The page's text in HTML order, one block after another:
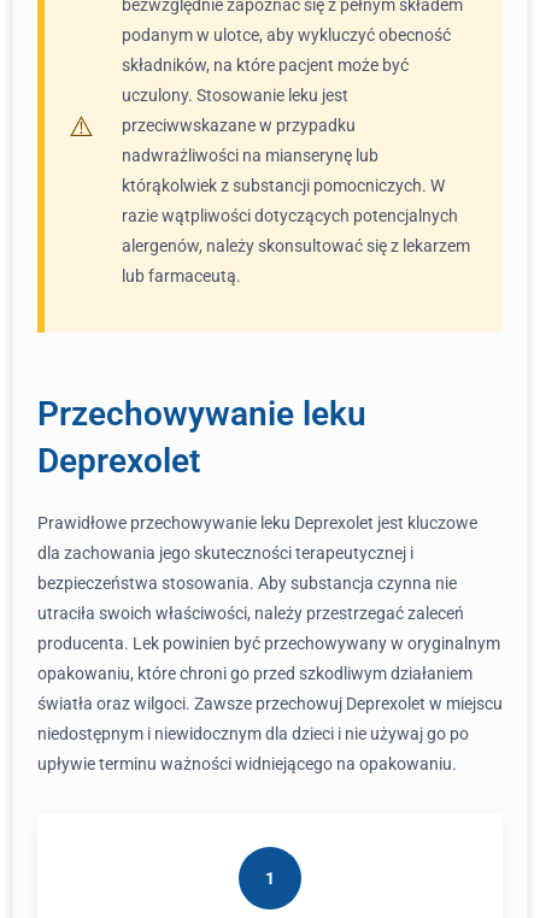
bezwzględnie zapoznać się z pełnym składem
podanym w ulotce, aby wykluczyć obecność
składników, na które pacjent może być
uczulony. Stosowanie leku jest
przeciwwskazane w przypadku
nadwrażliwości na mianserynę lub
którąkolwiek z substancji pomocniczych. W
razie wątpliwości dotyczących potencjalnych
alergenów, należy skonsultować się z lekarzem
lub farmaceutą.
Przechowywanie leku
Deprexolet
Prawidłowe przechowywanie leku Deprexolet jest kluczowe
dla zachowania jego skuteczności terapeutycznej i
bezpieczeństwa stosowania. Aby substancja czynna nie
utraciła swoich właściwości, należy przestrzegać zaleceń
producenta. Lek powinien być przechowywany w oryginalnym
opakowaniu, które chroni go przed szkodliwym działaniem
światła oraz wilgoci. Zawsze przechowuj Deprexolet w miejscu
niedostępnym i niewidocznym dla dzieci i nie używaj go po
upływie terminu ważności widniejącego na opakowaniu.
1